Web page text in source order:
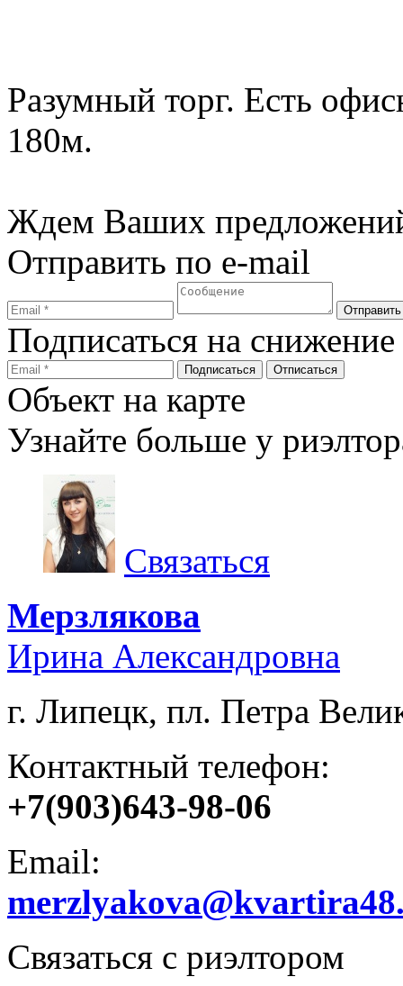
Разумный торг. Есть
180м.
Ждем Ваших
Отправить по e-mail
Подписаться на
Объект на карте
Узнайте больше у
Связаться
Мерзлякова
Ирина Александровна
г. Липецк, пл. Петра
Контактный телефон:
+7(903)643-98-06
Email:
Связаться с риэлтором